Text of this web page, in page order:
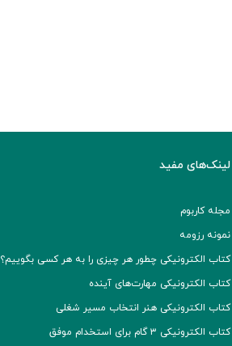
لینک‌های مفید
مجله کاربوم
نمونه رزومه
کتاب الکترونیکی چطور هر چیزی را به هر کسی بگوییم؟
کتاب الکترونیکی مهارت‌های آینده
کتاب الکترونیکی هنر انتخاب مسیر شغلی
کتاب الکترونیکی ۳ گام برای استخدام موفق